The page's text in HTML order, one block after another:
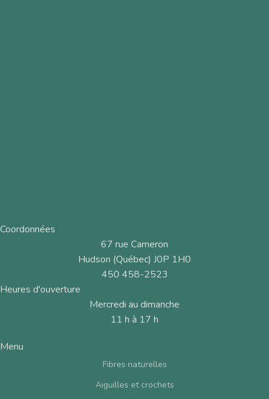
Coordonnées
67 rue Cameron
Hudson (Québec) J0P 1H0
450 458-2523
Heures d'ouverture
Mercredi au dimanche
11 h à 17 h
Menu
Fibres naturelles
Aiguilles et crochets